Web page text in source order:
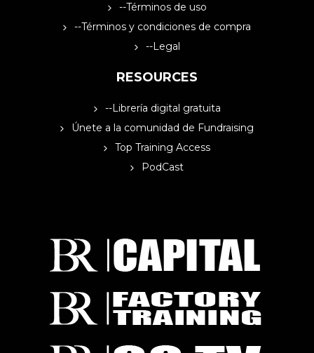
--Términos de uso
--Términos y condiciones de compra
--Legal
RESOURCES
--Librería digital gratuita
Únete a la comunidad de Fundraising
Top Training Access
PodCast